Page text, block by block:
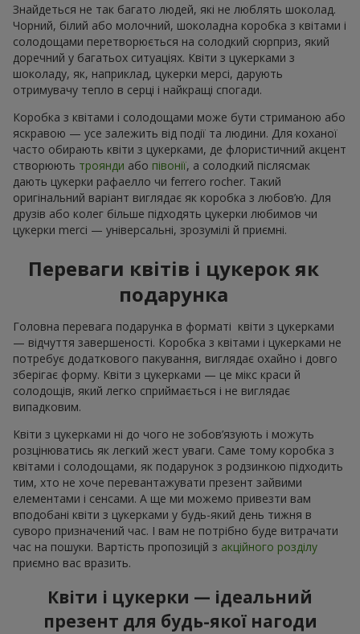
Знайдеться не так багато людей, які не люблять шоколад.
Чорний, білий або молочний, шоколадна коробка з квітами і
солодощами перетворюється на солодкий сюрприз, який
доречний у багатьох ситуаціях. Квіти з цукерками з
шоколаду, як, наприклад, цукерки мерсі, дарують
отримувачу тепло в серці і найкращі спогади.
Коробка з квітами і солодощами може бути стриманою або
яскравою — усе залежить від події та людини. Для коханої
часто обирають квіти з цукерками, де флористичний акцент
створюють троянди або півонії, а солодкий післясмак
дають цукерки рафаелло чи ferrero rocher. Такий
оригінальний варіант виглядає як коробка з любов’ю. Для
друзів або колег більше підходять цукерки любимов чи
цукерки merci — універсальні, зрозумілі й приємні.
Переваги квітів і цукерок як
подарунка
Головна перевага подарунка в форматі квіти з цукерками
— відчуття завершеності. Коробка з квітами і цукерками не
потребує додаткового пакування, виглядає охайно і довго
зберігає форму. Квіти з цукерками — це мікс краси й
солодощів, який легко сприймається і не виглядає
випадковим.
Квіти з цукерками ні до чого не зобов’язують і можуть
розцінюватись як легкий жест уваги. Саме тому коробка з
квітами і солодощами, як подарунок з родзинкою підходить
тим, хто не хоче перевантажувати презент зайвими
елементами і сенсами. А ще ми можемо привезти вам
вподобані квіти з цукерками у будь-який день тижня в
суворо призначений час. І вам не потрібно буде витрачати
час на пошуки. Вартість пропозицій з акційного розділу
приємно вас вразить.
Квіти і цукерки — ідеальний
презент для будь-якої нагоди